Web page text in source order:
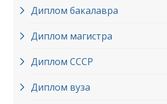
Диплом бакалавра
Диплом магистра
Диплом СССР
Диплом вуза